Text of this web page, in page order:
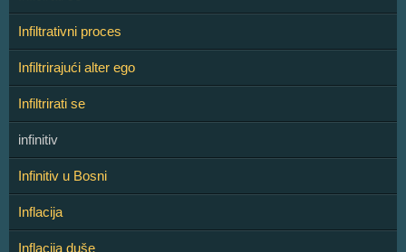
Infiltrativni proces
Infiltrirajući alter ego
Infiltrirati se
infinitiv
Infinitiv u Bosni
Inflacija
Inflacija duše